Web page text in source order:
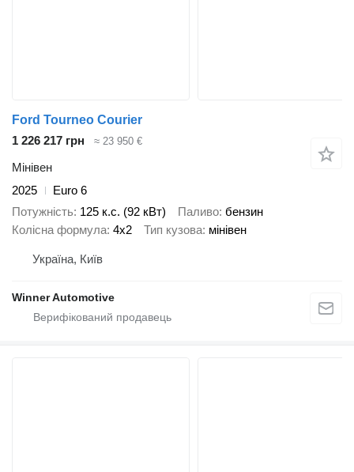
Ford Tourneo Courier
1 226 217 грн
≈ 23 950 €
Мінівен
2025
Euro 6
Потужність 125 к.с. (92 кВт) Паливо бензин
Колісна формула 4x2 Тип кузова мінівен
Україна, Київ
Winner Automotive